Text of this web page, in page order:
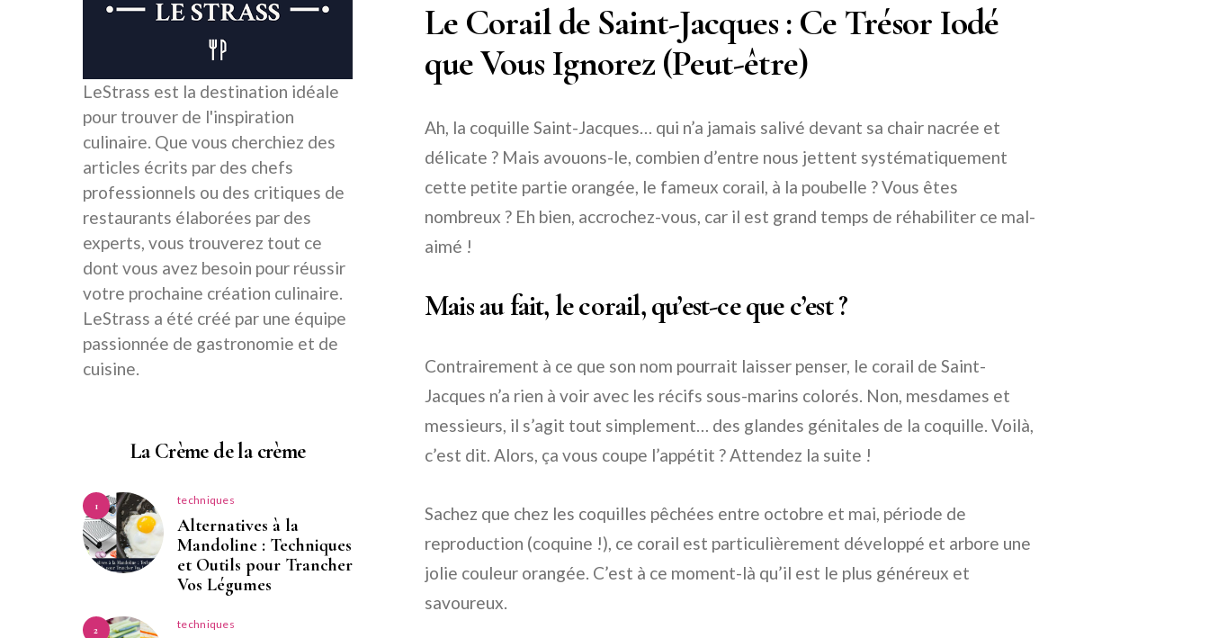
Le Corail de Saint-Jacques : Ce Trésor Iodé
que Vous Ignorez (Peut-être)
Ah, la coquille Saint-Jacques… qui n’a jamais salivé devant sa chair nacrée et
délicate ? Mais avouons-le, combien d’entre nous jettent systématiquement
cette petite partie orangée, le fameux corail, à la poubelle ? Vous êtes
nombreux ? Eh bien, accrochez-vous, car il est grand temps de réhabiliter ce mal-
aimé !
Mais au fait, le corail, qu’est-ce que c’est ?
Contrairement à ce que son nom pourrait laisser penser, le corail de Saint-
Jacques n’a rien à voir avec les récifs sous-marins colorés. Non, mesdames et
messieurs, il s’agit tout simplement… des glandes génitales de la coquille. Voilà,
c’est dit. Alors, ça vous coupe l’appétit ? Attendez la suite !
Sachez que chez les coquilles pêchées entre octobre et mai, période de
reproduction (coquine !), ce corail est particulièrement développé et arbore une
jolie couleur orangée. C’est à ce moment-là qu’il est le plus généreux et
savoureux.
LeStrass est la destination idéale
pour trouver de l'inspiration
culinaire. Que vous cherchiez des
articles écrits par des chefs
professionnels ou des critiques de
restaurants élaborées par des
experts, vous trouverez tout ce
dont vous avez besoin pour réussir
votre prochaine création culinaire.
LeStrass a été créé par une équipe
passionnée de gastronomie et de
cuisine.
La Crème de la crème
1 techniques
Alternatives à la
Mandoline : Techniques
et Outils pour Trancher
Vos Légumes
2 techniques